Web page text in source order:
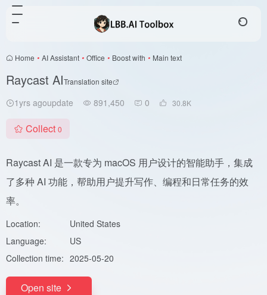
Home • AI Assistant • Office • Boost with • Main text
Raycast AITranslation site
1yrs agoupdate 891,450 0 30.8K
Collect 0
Raycast AI 是一款专为 macOS 用户设计的智能助手，集成
了多种 AI 功能，帮助用户提升写作、编程和日常任务的效
率。
Location:
United States
Language:
US
Collection time: 2025-05-20
Open site